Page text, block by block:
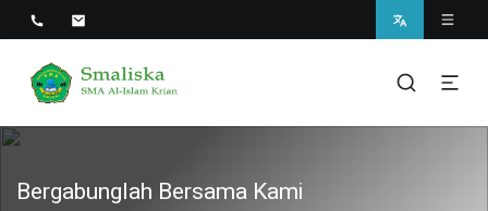
SMA Al-Islam Krian
Smaliska
Bergabunglah Bersama Kami